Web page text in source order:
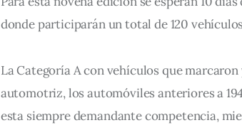
donde participarán un total de 120
La Categoría A con vehículos que
automotriz, los automóviles anteriores a
esta siempre demandante competencia,